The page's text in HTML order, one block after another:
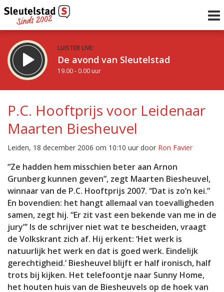
LUISTER LIVE:
De avond van Sleutelstad
19.00 - 0.00 uur
De nacht van Sleutelstad
0.00 - 6.00 uur
Vorig uur
uur 1 van 0
Inklappen
P.C. Hooftprijs voor Leidenaar
Maarten Biesheuvel
Leiden, 18 december 2006 om 10:10 uur door Ron Favier
“Ze hadden hem misschien beter aan Arnon
Grunberg kunnen geven”, zegt Maarten Biesheuvel,
winnaar van de P.C. Hooftprijs 2007. “Dat is zo’n kei.”
En bovendien: het hangt allemaal van toevalligheden
samen, zegt hij. “Er zit vast een bekende van me in de
jury”’ Is de schrijver niet wat te bescheiden, vraagt
de Volkskrant zich af. Hij erkent: ‘Het werk is
natuurlijk het werk en dat is goed werk. Eindelijk
gerechtigheid.’ Biesheuvel blijft er half ironisch, half
trots bij kijken. Het telefoontje naar Sunny Home,
het houten huis van de Biesheuvels op de hoek van